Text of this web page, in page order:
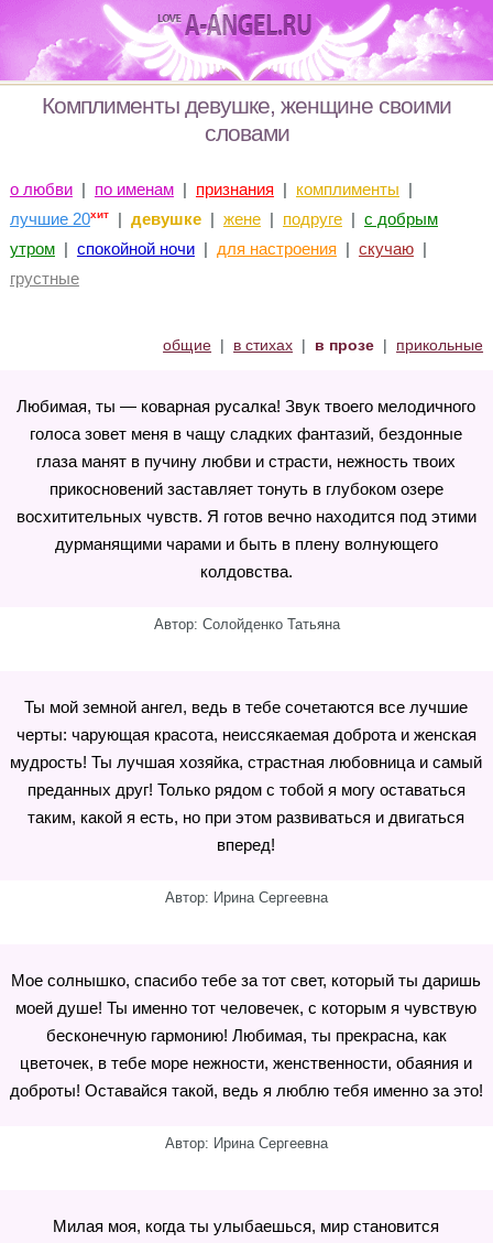
Комплименты девушке, женщине своими
словами
о любви| по именам| признания | комплименты |
лучшие 20хит| девушке| жене| подруге| с добрым
утром| спокойной ночи| для настроения | скучаю|
грустные
общие | в стихах | в прозе | прикольные
Любимая, ты — коварная русалка! Звук твоего мелодичного
голоса зовет меня в чащу сладких фантазий, бездонные
глаза манят в пучину любви и страсти, нежность твоих
прикосновений заставляет тонуть в глубоком озере
восхитительных чувств. Я готов вечно находится под этими
дурманящими чарами и быть в плену волнующего
колдовства.
Автор: Солойденко Татьяна
Ты мой земной ангел, ведь в тебе сочетаются все лучшие
черты: чарующая красота, неиссякаемая доброта и женская
мудрость! Ты лучшая хозяйка, страстная любовница и самый
преданных друг! Только рядом с тобой я могу оставаться
таким, какой я есть, но при этом развиваться и двигаться
вперед!
Автор: Ирина Сергеевна
Мое солнышко, спасибо тебе за тот свет, который ты даришь
моей душе! Ты именно тот человечек, с которым я чувствую
бесконечную гармонию! Любимая, ты прекрасна, как
цветочек, в тебе море нежности, женственности, обаяния и
доброты! Оставайся такой, ведь я люблю тебя именно за это!
Автор: Ирина Сергеевна
Милая моя, когда ты улыбаешься, мир становится